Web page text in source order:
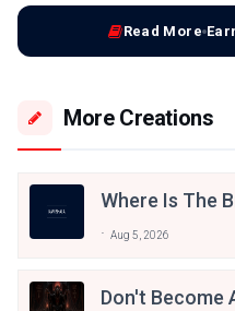
Read More
More Creations
Where Is The
Aug 5, 2026
Don't Become